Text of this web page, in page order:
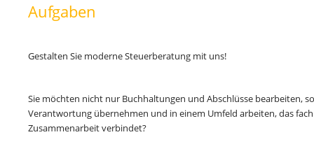
Aufgaben
Gestalten Sie moderne Steuerberatung mit uns!
Sie möchten nicht nur Buchhaltungen und Abschlüsse bearbeiten,
Verantwortung übernehmen und in einem Umfeld arbeiten, das
Zusammenarbeit verbindet?